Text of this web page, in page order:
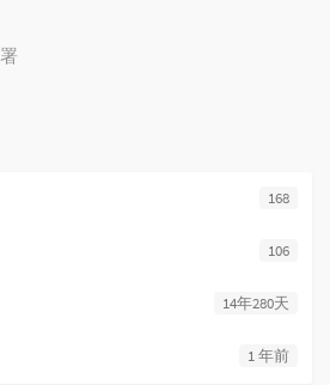
168
106
14年280天
1 年前